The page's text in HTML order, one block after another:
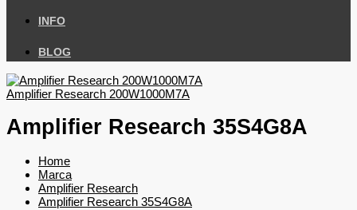
INFO
BLOG
Amplifier Research 200W1000M7A
Amplifier Research 35S4G8A
Home
Marca
Amplifier Research
Amplifier Research 35S4G8A